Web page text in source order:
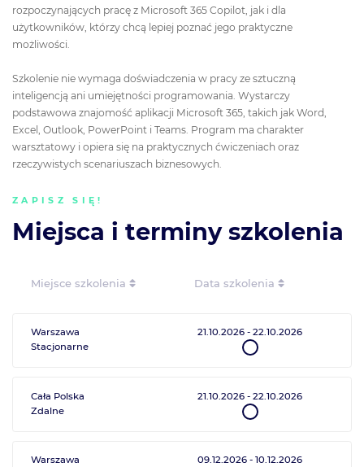
rozpoczynających pracę z Microsoft 365 Copilot, jak i dla
użytkowników, którzy chcą lepiej poznać jego praktyczne
możliwości.
Szkolenie nie wymaga doświadczenia w pracy ze sztuczną
inteligencją ani umiejętności programowania. Wystarczy
podstawowa znajomość aplikacji Microsoft 365, takich jak Word,
Excel, Outlook, PowerPoint i Teams. Program ma charakter
warsztatowy i opiera się na praktycznych ćwiczeniach oraz
rzeczywistych scenariuszach biznesowych.
ZAPISZ SIĘ!
Miejsca i terminy szkolenia
Miejsce szkolenia Data szkolenia
Warszawa 21.10.2026 -22.10.2026
Stacjonarne
Cała Polska 21.10.2026 -22.10.2026
Zdalne
Warszawa 09.12.2026 -10.12.2026